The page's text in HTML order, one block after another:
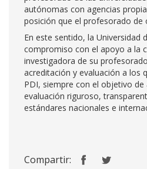
autónomas con agencias
posición que el profesorado de
En este sentido, la Universidad
compromiso con el apoyo a la
investigadora de su
acreditación y evaluación a los
PDI, siempre con el objetivo
evaluación riguroso,
estándares nacionales e
Compartir: